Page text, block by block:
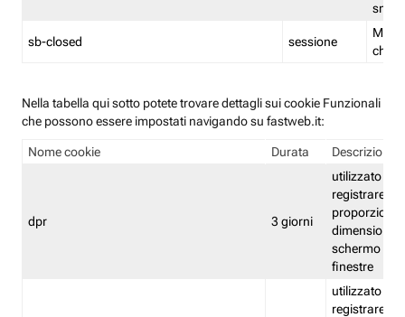
sb-closed sessione
Nella tabella qui sotto potete trovare dettagli sui cookie Funzionali
che possono essere impostati navigando su fastweb.it:
Nome cookie Durata Descrizione
dpr 3 giorni
utilizzato per
registrare le
proporzioni
dimensioni
schermo e
finestre
utilizzato per
registrare le